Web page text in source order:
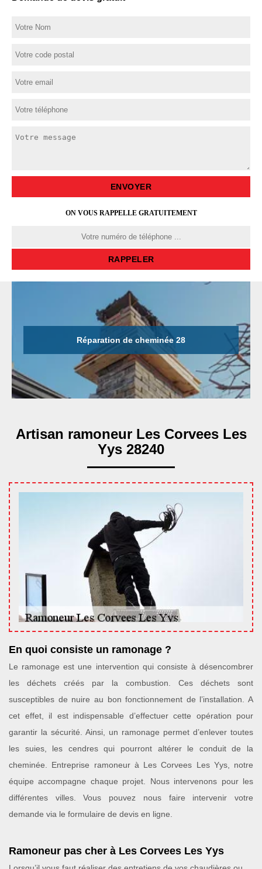
ON VOUS RAPPELLE GRATUITEMENT
Réparation de cheminée 28
Artisan ramoneur Les Corvees Les
Yys 28240
En quoi consiste un ramonage ?
Le ramonage est une intervention qui consiste à désencombrer
les déchets créés par la combustion. Ces déchets sont
susceptibles de nuire au bon fonctionnement de l’installation. A
cet effet, il est indispensable d’effectuer cette opération pour
garantir la sécurité. Ainsi, un ramonage permet d’enlever toutes
les suies, les cendres qui pourront altérer le conduit de la
cheminée. Entreprise ramoneur à Les Corvees Les Yys, notre
équipe accompagne chaque projet. Nous intervenons pour les
différentes villes. Vous pouvez nous faire intervenir votre
demande via le formulaire de devis en ligne.
Ramoneur pas cher à Les Corvees Les Yys